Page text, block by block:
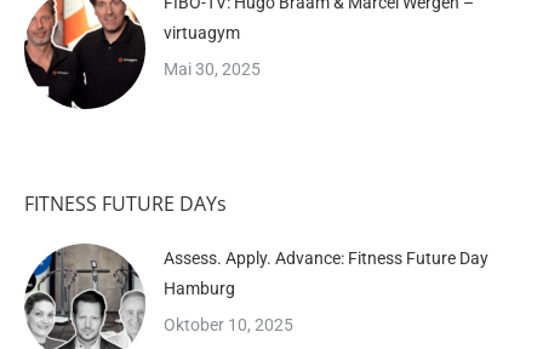
virtuagym
Mai 30, 2025
FITNESS FUTURE DAYs
Assess. Apply. Advance: Fitness Future Day
Hamburg
Oktober 10, 2025